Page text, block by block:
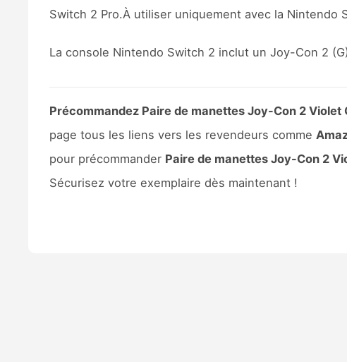
Switch 2 Pro.À utiliser uniquement avec la Nintendo
La console Nintendo Switch 2 inclut un Joy-Con 2
Précommandez Paire de manettes Joy-Con 2 Violet
page tous les liens vers les revendeurs comme
pour précommander Paire de manettes Joy-Con 2
Sécurisez votre exemplaire dès maintenant !